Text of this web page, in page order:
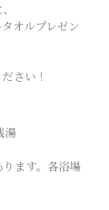
オルプレゼン
さい！
湯
す。各浴場